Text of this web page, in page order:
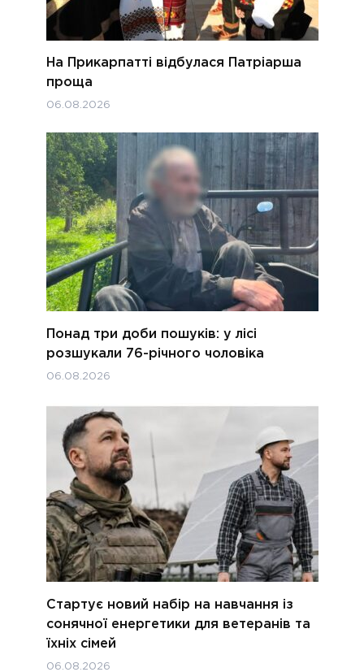
На Прикарпатті відбулася Патріарша
проща
06.08.2026
Понад три доби пошуків: у лісі
розшукали 76-річного чоловіка
06.08.2026
Стартує новий набір на навчання із
сонячної енергетики для ветеранів та
їхніх сімей
06.08.2026